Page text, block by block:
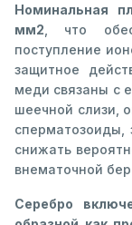
Номинальная
мм2 , что
поступление
защитное
меди связаны с
шеечной слизи,
снижать
внематочной
Серебро